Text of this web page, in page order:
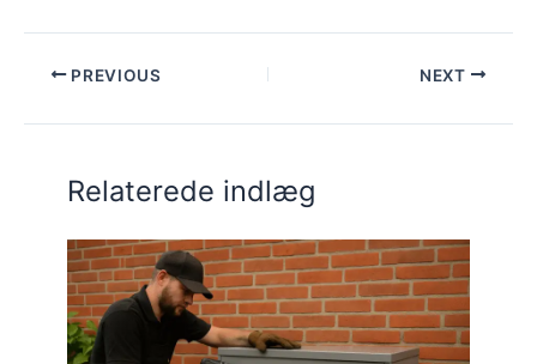
PREVIOUS NEXT
Relaterede indlæg